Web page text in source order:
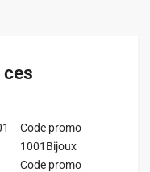
Code promo
1001Bijoux
Code promo